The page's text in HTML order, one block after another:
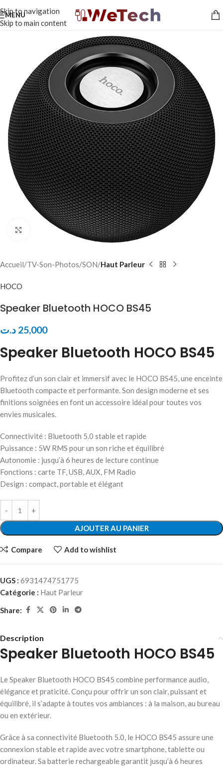
Skip to navigation
Skip to main content
MENU
Click to enlarge
Accueil TV-Son-Photos SON Haut Parleur
HOCO
Speaker Bluetooth HOCO BS45
25,000 د.ت
Speaker Bluetooth HOCO BS45
Profitez d’un son clair et immersif avec le HOCO BS45, une enceinte
Bluetooth compacte et performante. Son design moderne et ses
finitions soignées en font un accessoire idéal pour toutes vos
envies musicales.
Connectivité : Bluetooth 5.0 stable et rapide
Puissance : 5W RMS pour un son riche et équilibré
Autonomie : jusqu’à 6 heures de lecture continue
Fonctions : carte TF, USB, AUX, FM Radio
Design : compact, portable et élégant
AJOUTER AU PANIER
Compare Add to wishlist
UGS : 6931474751775
Catégorie : Haut Parleur
Share:
Description
Speaker Bluetooth HOCO BS45
Le Speaker Bluetooth HOCO BS45 combine performance audio,
élégance et praticité. Conçu pour offrir un son clair, puissant et
équilibré, il s’adapte à toutes vos ambiances : à la maison, au bureau
ou en extérieur.
Grâce à sa connectivité Bluetooth 5.0, le HOCO BS45 assure une
connexion stable et rapide avec votre smartphone, tablette ou
ordinateur. Sa batterie rechargeable garantit jusqu’à 6 heures